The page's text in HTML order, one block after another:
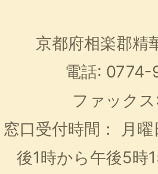
京都府相楽郡精
電話: 0774-
ファック
窓口受付時間：
月
後1時から午後5時